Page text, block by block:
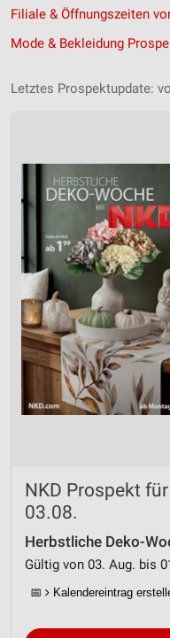
Filiale & Öffnungszeiten
Mode & Bekleidung
Letztes Prospektupdate:
NKD Prospekt
03.08.
Herbstliche Deko-
Gültig von 03. Aug. bis
📅 Kalendereintrag